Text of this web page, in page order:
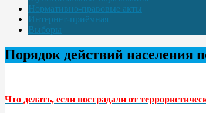
Нормативно-правовые акты
Интернет-приёмная
Выборы
Порядок действий населения
Что делать, если пострадали от